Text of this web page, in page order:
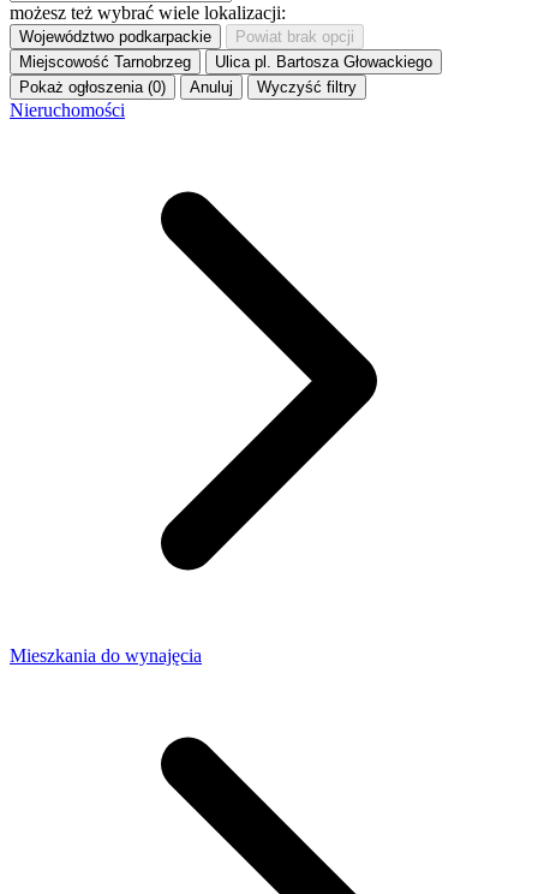
możesz też wybrać wiele lokalizacji:
Województwo podkarpackie Powiat brak opcji
Miejscowość Tarnobrzeg Ulica pl. Bartosza Głowackiego
Pokaż ogłoszenia (0)
Anuluj Wyczyść filtry
Nieruchomości
Mieszkania do wynajęcia